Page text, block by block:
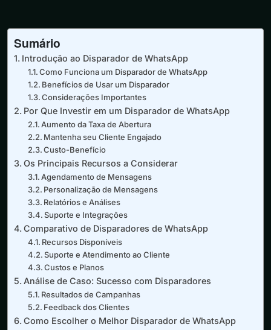
Sumário
Introdução ao Disparador de WhatsApp
Como Funciona um Disparador de WhatsApp
Benefícios de Usar um Disparador
Considerações Importantes
Por Que Investir em um Disparador de WhatsApp
Aumento da Taxa de Abertura
Mantenha seu Cliente Engajado
Custo-Benefício
Os Principais Recursos a Considerar
Agendamento de Mensagens
Personalização de Mensagens
Relatórios e Análises
Suporte e Integrações
Comparativo de Disparadores de WhatsApp
Recursos Disponíveis
Suporte e Atendimento ao Cliente
Custos e Planos
Análise de Caso: Sucesso com Disparadores
Resultados de Campanhas
Feedback dos Clientes
Como Escolher o Melhor Disparador de WhatsApp